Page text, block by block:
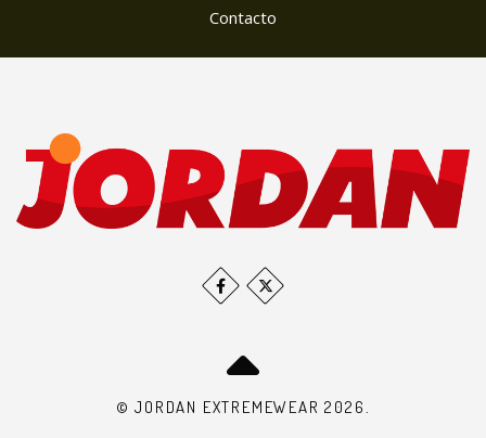
Contacto
© JORDAN EXTREMEWEAR 2026.